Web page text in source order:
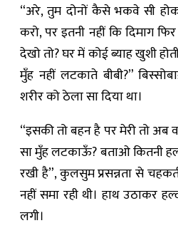
“अरे, तुम दोनों कैसे भकवे सी
करो, पर इतनी नहीं कि दिमाग
देखो तो? घर में कोई ब्याह खुशी
मुँह नहीं लटकाते बीबी?”
शरीर को ठेला सा दिया था।
“इसकी तो बहन है पर मेरी तो अब
सा मुँह लटकाऊँ? बताओ कितनी
रखी है”, कुलसुम प्रसन्नता से
नहीं समा रही थी। हाथ उठाकर
लगी।